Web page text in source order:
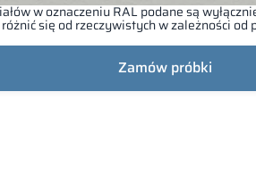
w oznaczeniu RAL podane są
się od rzeczywistych w zależności
Zamów próbki